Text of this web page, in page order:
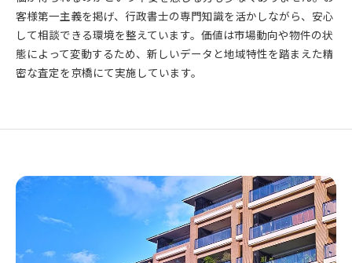
客様第一主義を掲げ、行政書士の専門知識を活かしながら、安心
して相談できる環境を整えています。価値は市場動向や物件の状
態によって変動するため、新しいデータと地域特性を踏まえた精
密な査定を京橋にて実施しています。